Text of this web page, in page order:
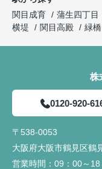
関目成育
蒲生四丁目
横堤
関目高殿 緑橋
株
0120-920-
〒538-0053
大阪府大阪市鶴見区鶴
営業時間： 09：00～18